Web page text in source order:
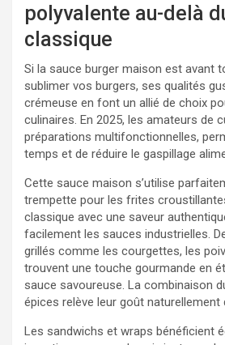
polyvalente au-delà
classique
Si la sauce burger maison est avant
sublimer vos burgers, ses qualités
crémeuse en font un allié de choix
culinaires. En 2025, les amateurs de
préparations multifonctionnelles,
temps et de réduire le gaspillage
Cette sauce maison s’utilise
trempette pour les frites
classique avec une saveur
facilement les sauces industrielles.
grillés comme les courgettes, les
trouvent une touche gourmande en
sauce savoureuse. La combinaison
épices relève leur goût naturellement
Les sandwichs et wraps bénéficient